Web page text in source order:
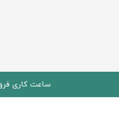
ساعت کاری فروشگاه: